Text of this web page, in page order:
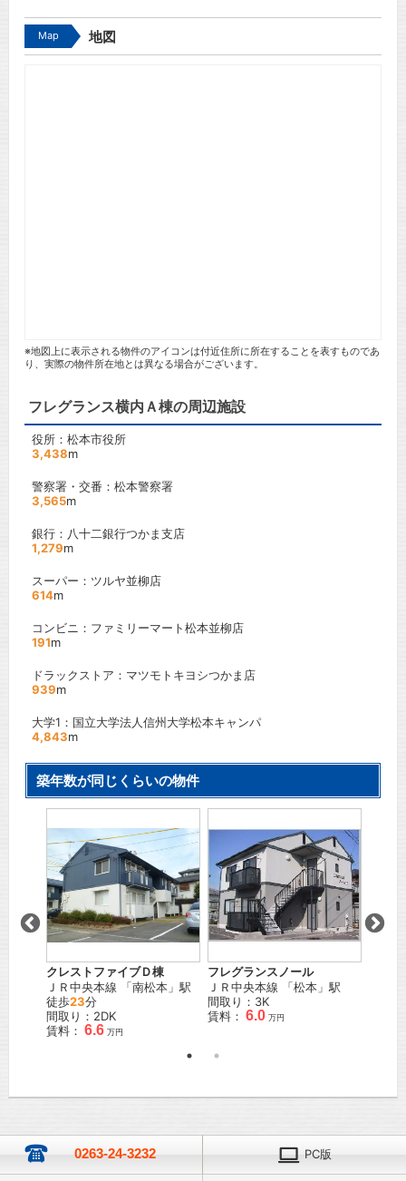
Map 地図
※地図上に表示される物件のアイコンは付近住所に所在することを表すものであ
り、実際の物件所在地とは異なる場合がございます。
フレグランス横内Ａ棟の周辺施設
役所：松本市役所
3,438m
警察署・交番：松本警察署
3,565m
銀行：八十二銀行つかま支店
1,279m
スーパー：ツルヤ並柳店
614m
コンビニ：ファミリーマート松本並柳店
191m
ドラックストア：マツモトキヨシつかま店
939m
大学1：国立大学法人信州大学松本キャンパ
4,843m
築年数が同じくらいの物件
クレストファイブＤ棟
ＪＲ中央本線 「南松本 」駅
徒歩23分
間取り：2DK
賃料： 6.6 万円
フレグランスノール
ＪＲ中央本線 「松本 」駅
間取り：3K
賃料： 6.0 万円
0263-24-3232 PC版